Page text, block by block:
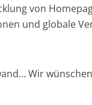
von
und globale
Wir